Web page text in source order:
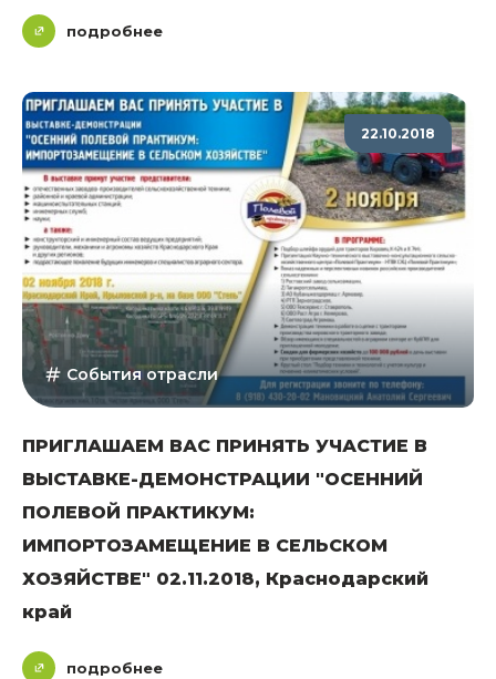
подробнее
22.10.2018
События отрасли
ПРИГЛАШАЕМ ВАС ПРИНЯТЬ УЧАСТИЕ В
ВЫСТАВКЕ-ДЕМОНСТРАЦИИ "ОСЕННИЙ
ПОЛЕВОЙ ПРАКТИКУМ:
ИМПОРТОЗАМЕЩЕНИЕ В СЕЛЬСКОМ
ХОЗЯЙСТВЕ" 02.11.2018, Краснодарский
край
подробнее